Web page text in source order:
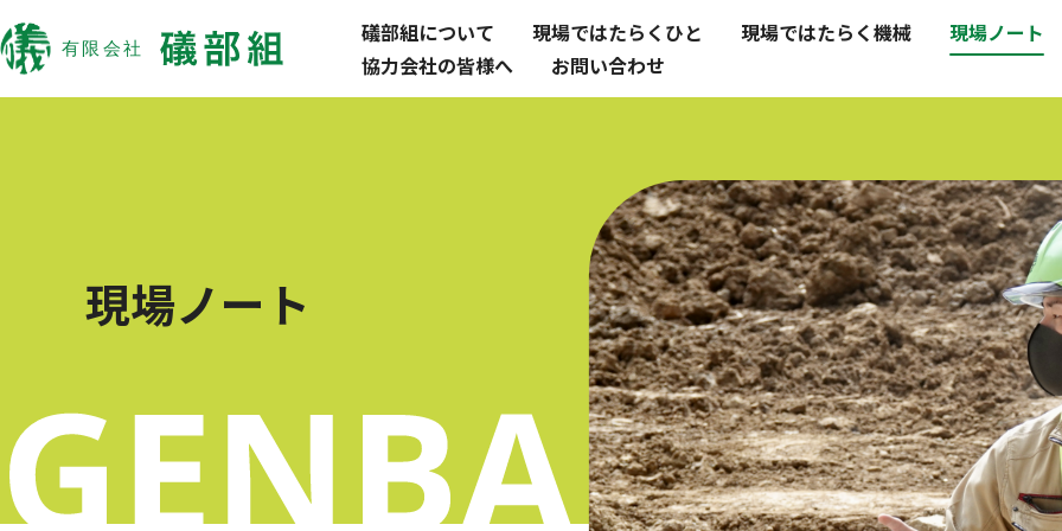
礒部組について 現場ではたらくひと 現場ではたらく機械
現場ノート
協力会社の皆様へ
お問い合わせ
現場ノート